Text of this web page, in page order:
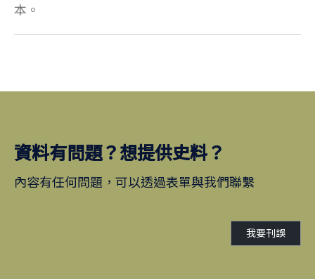
本。
資料有問題？想提供史料？
內容有任何問題，可以透過表單與我們聯繫
我要刊誤